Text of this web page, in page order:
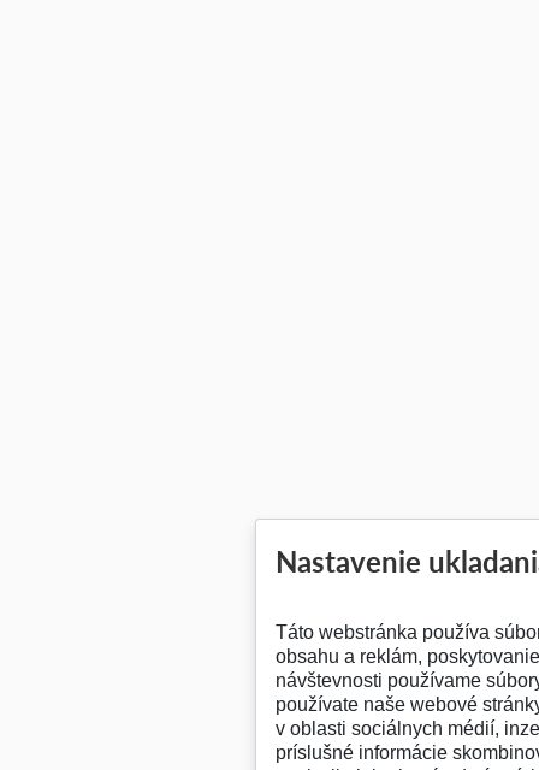
Nastavenie
Táto webstránka používa
obsahu a reklám,
návštevnosti používame
používate naše webové
v oblasti sociálnych médií,
príslušné informácie